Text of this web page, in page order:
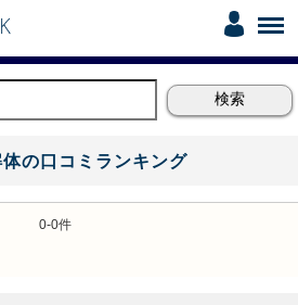
の口コミランキング
0-0件